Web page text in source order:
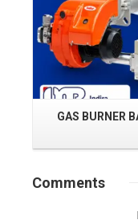
GAS BURNER
Comments